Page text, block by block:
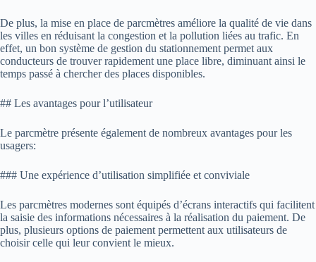
De plus, la mise en place de parcmètres améliore la qualité de vie dans
les villes en réduisant la congestion et la pollution liées au trafic. En
effet, un bon système de gestion du stationnement permet aux
conducteurs de trouver rapidement une place libre, diminuant ainsi le
temps passé à chercher des places disponibles.
## Les avantages pour l’utilisateur
Le parcmètre présente également de nombreux avantages pour les
usagers:
### Une expérience d’utilisation simplifiée et conviviale
Les parcmètres modernes sont équipés d’écrans interactifs qui facilitent
la saisie des informations nécessaires à la réalisation du paiement. De
plus, plusieurs options de paiement permettent aux utilisateurs de
choisir celle qui leur convient le mieux.